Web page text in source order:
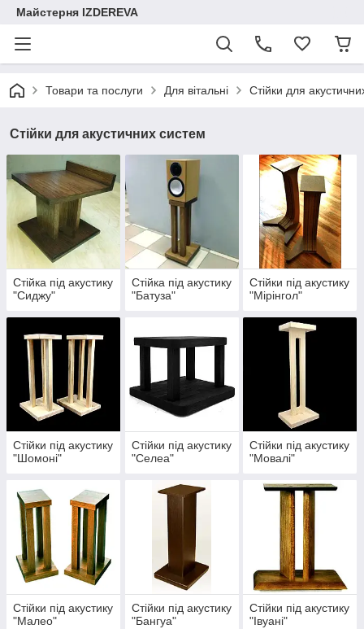
Майстерня IZDEREVA
Товари та послуги Для вітальні Стійки для
Стійки для акустичних систем
Стійка під акустику
"Сиджу"
Стійка під акустику
"Батуза"
Стійки під акустику
"Мірінгол"
Стійки під акустику
"Шомоні"
Стійки під акустику
"Селеа"
Стійки під акустику
"Мовалі"
Стійки під акустику
"Малео"
Стійки під акустику
"Бангуа"
Стійки під акустику
"Івуані"